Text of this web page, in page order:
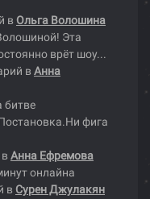
в Ольга Волошина
Эта
врёт шоу...
в Анна
битве
фига
Анна Ефремова
онлайна
в Сурен Джулакян